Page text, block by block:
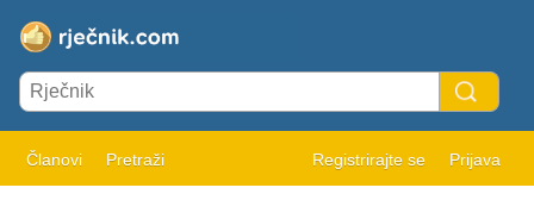
Članovi Pretraži Registrirajte se Prijava